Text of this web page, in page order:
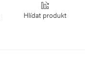
Hlídat